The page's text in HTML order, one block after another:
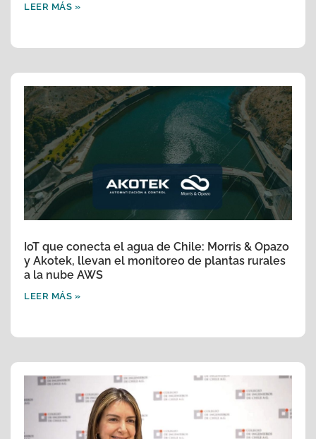
LEER MÁS »
IoT que conecta el agua de Chile: Morris & Opazo
y Akotek, llevan el monitoreo de plantas rurales
a la nube AWS
LEER MÁS »